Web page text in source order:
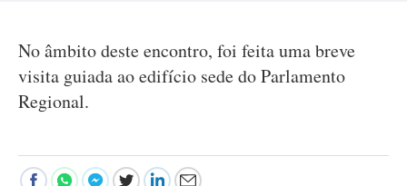
No âmbito deste encontro, foi feita uma breve
visita guiada ao edifício sede do Parlamento
Regional.